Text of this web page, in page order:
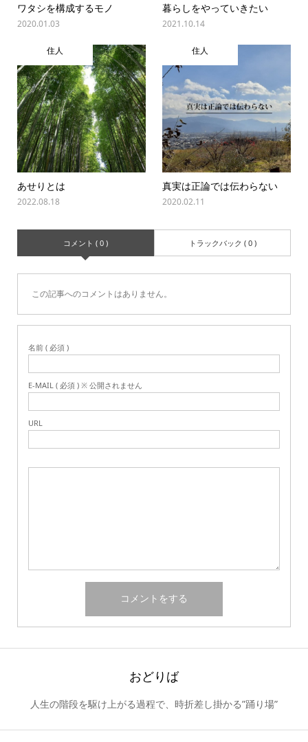
ワタシを構成するモノ
2020.01.03
暮らしをやっていきたい
2021.10.14
住人
あせりとは
2022.08.18
住人
真実は正論では伝わらない
2020.02.11
コメント ( 0 ) トラックバック ( 0 )
この記事へのコメントはありません。
名前 ( 必須 )
E-MAIL ( 必須 ) ※ 公開されません
URL
おどりば
人生の階段を駆け上がる過程で、時折差し掛かる”踊り場”